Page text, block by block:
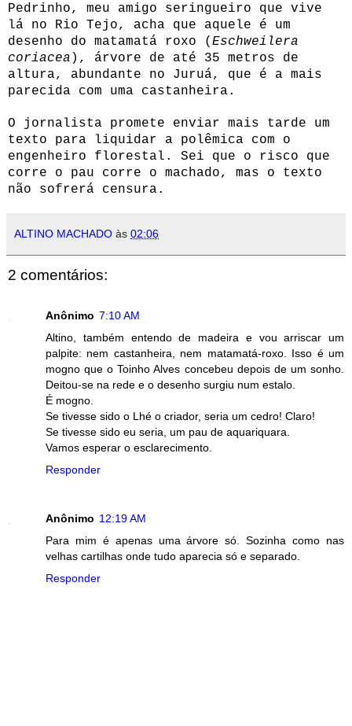
Pedrinho, meu amigo seringueiro que vive
lá no Rio Tejo, acha que aquele é um
desenho do matamatá roxo ( Eschweilera
coriacea ), árvore de até 35 metros de
altura, abundante no Juruá, que é a mais
parecida com uma castanheira.
O jornalista promete enviar mais tarde um
texto para liquidar a polêmica com o
engenheiro florestal. Sei que o risco que
corre o pau corre o machado, mas o texto
não sofrerá censura.
ALTINO MACHADO às 02:06
2 comentários:
Anônimo 7:10 AM
Altino, também entendo de madeira e vou arriscar um
palpite: nem castanheira, nem matamatá-roxo. Isso é um
mogno que o Toinho Alves concebeu depois de um sonho.
Deitou-se na rede e o desenho surgiu num estalo.
É mogno.
Se tivesse sido o Lhé o criador, seria um cedro! Claro!
Se tivesse sido eu seria, um pau de aquariquara.
Vamos esperar o esclarecimento.
Responder
Anônimo 12:19 AM
Para mim é apenas uma árvore só. Sozinha como nas
velhas cartilhas onde tudo aparecia só e separado.
Responder